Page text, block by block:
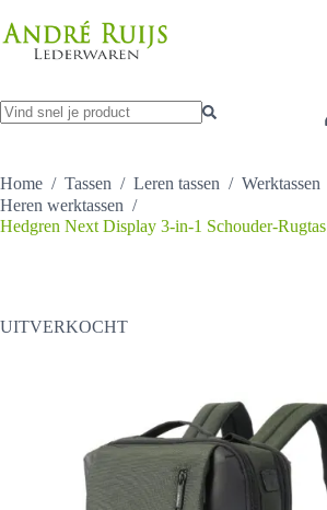
naar
de
Home / Tassen / Leren tassen / Werktassen
Heren werktassen /
Hedgren Next Display 3-in-1 Schouder-Rugtas
UITVERKOCHT